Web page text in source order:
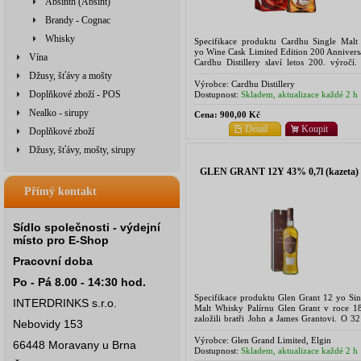
Brandy - Cognac
Whisky
Vína
Džusy, šťávy a mošty
Doplňkové zboží - POS
Nealko - sirupy
Doplňkové zboží
Džusy, šťávy, mošty, sirupy
Přímý kontakt
Sídlo společnosti - výdejní
místo pro E-Shop
Pracovní doba
Po - Pá 8.00 - 14:30 hod.
INTERDRINKS s.r.o.
Nebovidy 153
66448 Moravany u Brna
Specifikace produktu Cardhu Single
yo Wine Cask Limited Edition 200
Cardhu Distillery slaví letos 200. výročí.
počest žen z Cardhu a...
Výrobce: Cardhu Distillery
Dostupnost: Skladem, aktualizace každé 2 h
Cena: 900,00 Kč
Koupit
Detail
GLEN GRANT 12Y 43% 0,7l (kazeta)
Specifikace produktu Glen Grant 12 yo
Malt Whisky Palírnu Glen Grant v roce
založili bratři John a James Grantovi. O
"The Major" Grant,...
Výrobce: Glen Grand Limited, Elgin
Road,Banffshire, Scotland
Dostupnost: Skladem, aktualizace každé 2 h